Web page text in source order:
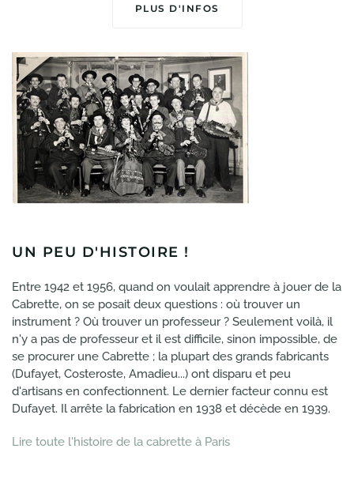
PLUS D'INFOS
UN PEU D'HISTOIRE !
Entre 1942 et 1956, quand on voulait apprendre à jouer de la
Cabrette, on se posait deux questions : où trouver un
instrument ? Où trouver un professeur ? Seulement voilà, il
n'y a pas de professeur et il est difficile, sinon impossible, de
se procurer une Cabrette ; la plupart des grands fabricants
(Dufayet, Costeroste, Amadieu...) ont disparu et peu
d'artisans en confectionnent. Le dernier facteur connu est
Dufayet. Il arrête la fabrication en 1938 et décède en 1939.
Lire toute l'histoire de la cabrette à Paris